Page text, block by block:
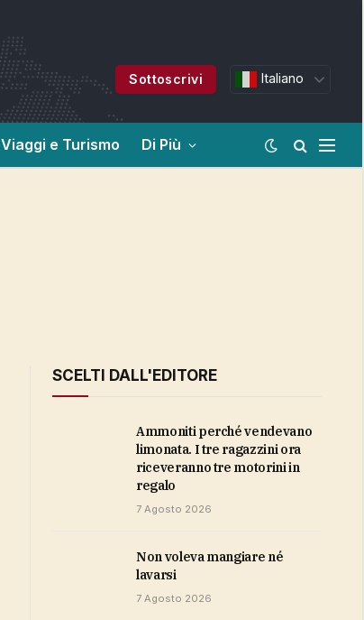
Sottoscrivi Italiano
Viaggi e Turismo Di Più
SCELTI DALL'EDITORE
Ammoniti perché vendevano
limonata. I tre ragazzini ora
riceveranno tre motorini in
regalo
7 Agosto 2026
Non voleva mangiare né
lavarsi
7 Agosto 2026